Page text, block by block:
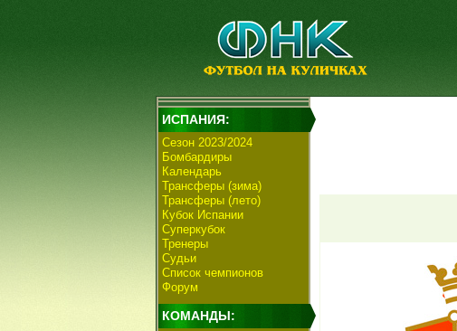
ИСПАНИЯ:
Сезон 2023/2024
Бомбардиры
Календарь
Трансферы (зима)
Трансферы (лето)
Кубок Испании
Суперкубок
Тренеры
Судьи
Список чемпионов
Форум
КОМАНДЫ: